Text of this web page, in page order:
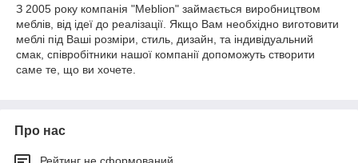
З 2005 року компанія "Meblion" займається виробництвом
меблів, від ідеї до реалізації. Якщо Вам необхідно виготовити
меблі під Ваші розміри, стиль, дизайн, та індивідуальний
смак, співробітники нашої компанії допоможуть створити
саме те, що ви хочете.
Про нас